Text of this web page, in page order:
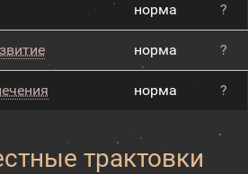
норма ?
норма ?
норма ?
трактовки